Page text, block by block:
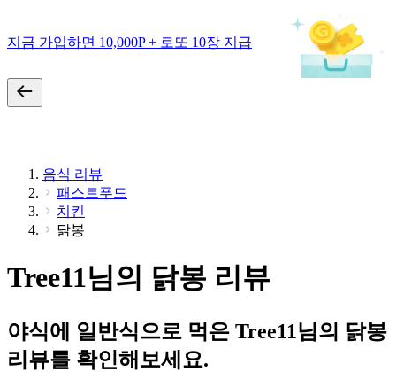
지금 가입하면 10,000P + 로또 10장 지급
음식 리뷰
패스트푸드
치킨
닭봉
Tree11님의 닭봉 리뷰
야식에 일반식으로 먹은 Tree11님의 닭봉
리뷰를 확인해보세요.